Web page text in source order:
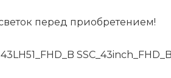
перед приобретением!